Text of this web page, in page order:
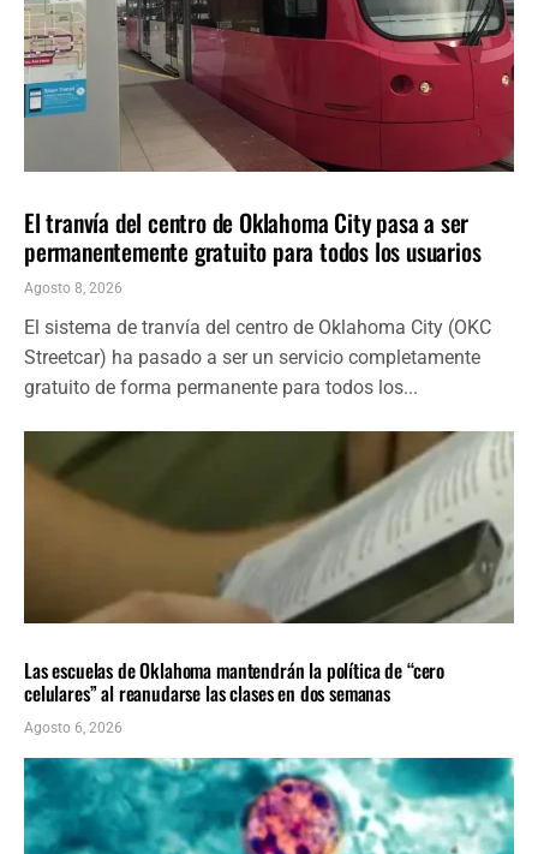
El tranvía del centro de Oklahoma City pasa a ser
permanentemente gratuito para todos los usuarios
Agosto 8, 2026
El sistema de tranvía del centro de Oklahoma City (OKC
Streetcar) ha pasado a ser un servicio completamente
gratuito de forma permanente para todos los...
Las escuelas de Oklahoma mantendrán la política de “cero
celulares” al reanudarse las clases en dos semanas
Agosto 6, 2026